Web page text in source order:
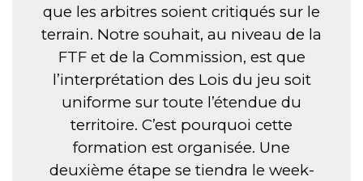
que les arbitres soient critiqués sur le
terrain. Notre souhait, au niveau de la
FTF et de la Commission, est que
l’interprétation des Lois du jeu soit
uniforme sur toute l’étendue du
territoire. C’est pourquoi cette
formation est organisée. Une
deuxième étape se tiendra le week-